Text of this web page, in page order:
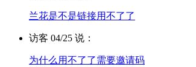
兰花是不是链接用不了了
访客 04/25 说：
为什么用不了了需要邀请码